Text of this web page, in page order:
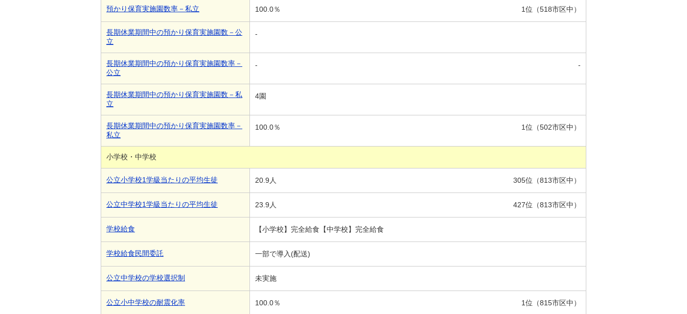
預かり保育実施園数率－私立 100.0％ 1位（518市区中）
長期休業期間中の預かり保育実施園数－公
立
-
長期休業期間中の預かり保育実施園数率－
公立
- -
長期休業期間中の預かり保育実施園数－私
立
4園
長期休業期間中の預かり保育実施園数率－
私立
100.0％ 1位（502市区中）
小学校・中学校
公立小学校1学級当たりの平均生徒 20.9人 305位（813市区中）
公立中学校1学級当たりの平均生徒 23.9人 427位（813市区中）
学校給食 【小学校】完全給食【中学校】完全給食
学校給食民間委託 一部で導入(配送)
公立中学校の学校選択制 未実施
公立小中学校の耐震化率 100.0％ 1位（815市区中）